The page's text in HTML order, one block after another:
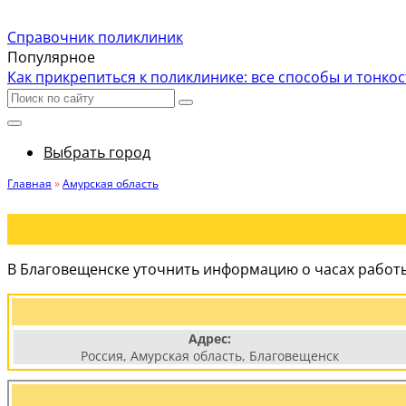
Справочник поликлиник
Популярное
Как прикрепиться к поликлинике: все способы и
Выбрать город
Главная »Амурская область
В Благовещенске уточнить информацию о часах
Адрес:
Россия, Амурская область, Благовещенск